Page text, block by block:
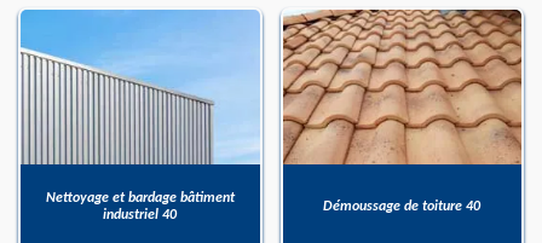
Nettoyage et bardage bâtiment
industriel 40
Démoussage de toiture 40